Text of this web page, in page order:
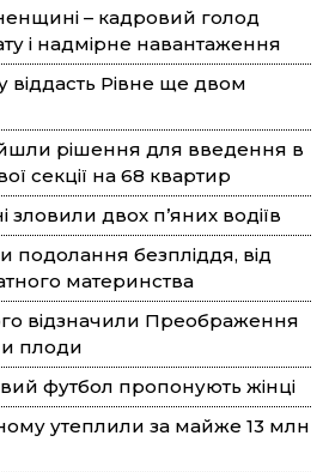
– кадровий голод
і надмірне навантаження
Рівне ще двом
рішення для введення в
секції на 68 квартир
зловили двох п’яних водіїв
подолання безпліддя, від
материнства
відзначили Преображення
плоди
футбол пропонують жінці
утеплили за майже 13 млн